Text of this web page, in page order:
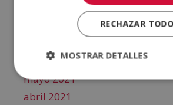
septiembre 2021
agosto 2021
junio 2021
mayo 2021
abril 2021
RECHAZAR TODO
MOSTRAR DETALLES